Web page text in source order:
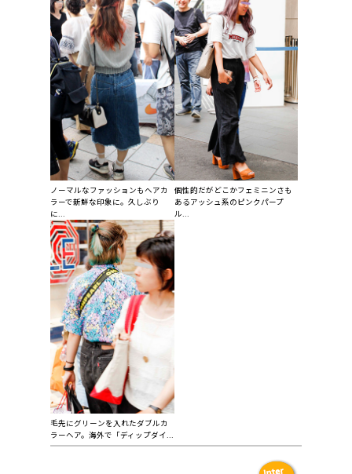
ノーマルなファッションもヘアカ
ラーで新鮮な印象に。久しぶり
に...
個性的だがどこかフェミニンさも
あるアッシュ系のピンクパープ
ル...
毛先にグリーンを入れたダブルカ
ラーヘア。海外で「ディップダイ...